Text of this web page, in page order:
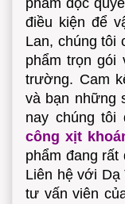
phẩm độc
điều kiện để
Lan, chúng tôi
phẩm trọn gói
trường. Cam
và bạn những
nay chúng tôi
công xịt
phẩm đang
Liên hệ với Dạ
tư vấn viên